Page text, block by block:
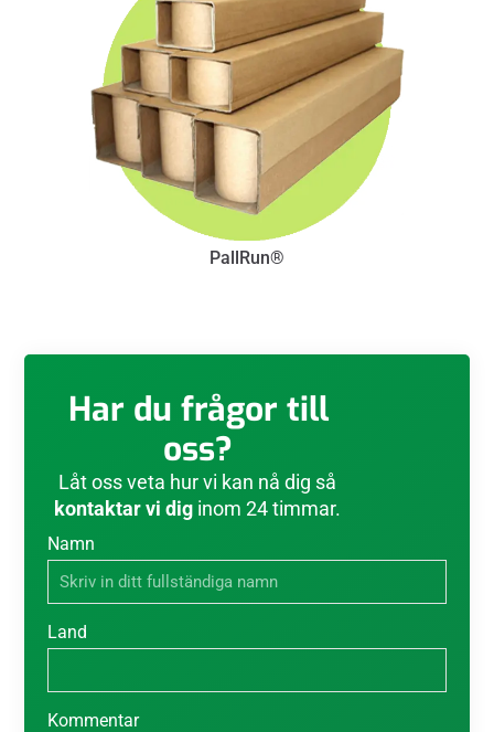
PallRun®
Har du frågor till
oss?
Låt oss veta hur vi kan nå dig så
kontaktar vi diginom 24 timmar.
Namn
Land
Kommentar